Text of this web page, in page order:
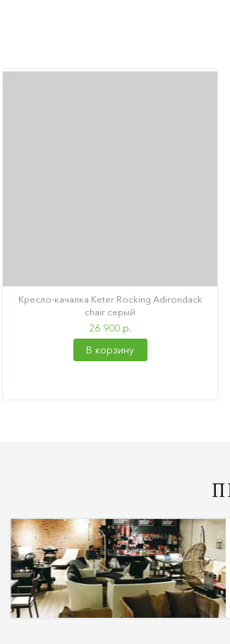
Кресло-качалка Keter Rocking Adirondack
chair серый
26 900 р.
В корзину